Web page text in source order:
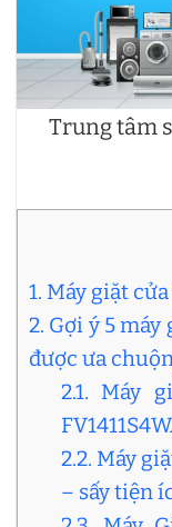
Trung tâm
1. Máy giặt
2. Gợi ý 5
được ưa
2.1. Máy
2.2. Máy
– sấy tiện